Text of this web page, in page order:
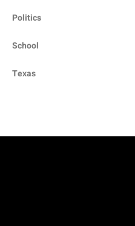
Politics
School
Texas